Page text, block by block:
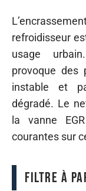
refroidisseur
usage
provoque des
instable et
dégradé. Le
la vanne
courantes sur
Filtre à